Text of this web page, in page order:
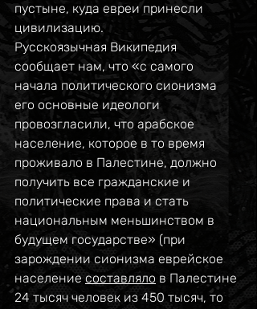
пустыне, куда евреи принесли
цивилизацию.
Русскоязычная Википедия
сообщает нам, что «с самого
начала политического сионизма
его основные идеологи
провозгласили, что арабское
население, которое в то время
проживало в Палестине, должно
получить все гражданские и
политические права и стать
национальным меньшинством в
будущем государстве» (при
зарождении сионизма еврейское
население составляло в Палестине
24 тысяч человек из 450 тысяч, то